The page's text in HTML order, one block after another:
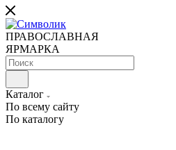
ПРАВОСЛАВНАЯ
ЯРМАРКА
Каталог
По всему сайту
По каталогу